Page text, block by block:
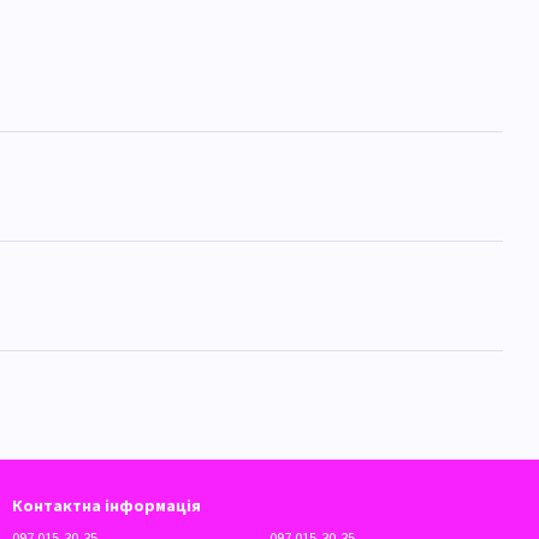
Контактна інформація